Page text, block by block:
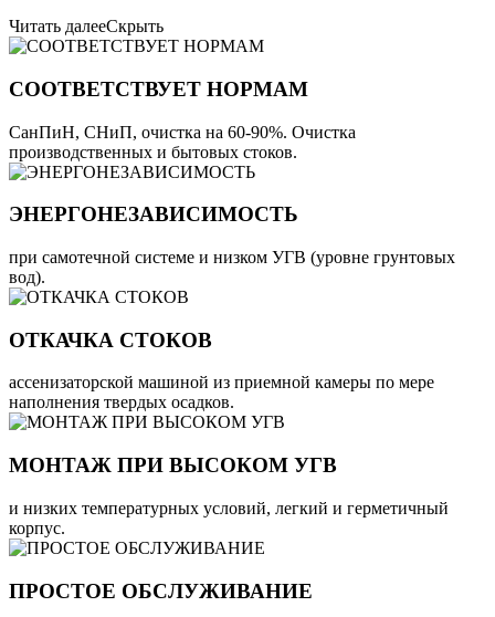
Читать далееСкрыть
СООТВЕТСТВУЕТ НОРМАМ
СанПиН, СНиП, очистка на 60-90%. Очистка
производственных и бытовых стоков.
ЭНЕРГОНЕЗАВИСИМОСТЬ
при самотечной системе и низком УГВ (уровне грунтовых
вод).
ОТКАЧКА СТОКОВ
ассенизаторской машиной из приемной камеры по мере
наполнения твердых осадков.
МОНТАЖ ПРИ ВЫСОКОМ УГВ
и низких температурных условий, легкий и герметичный
корпус.
ПРОСТОЕ ОБСЛУЖИВАНИЕ